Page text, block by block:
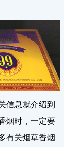
信息就介绍到
烟时，一定要
有关烟草香烟